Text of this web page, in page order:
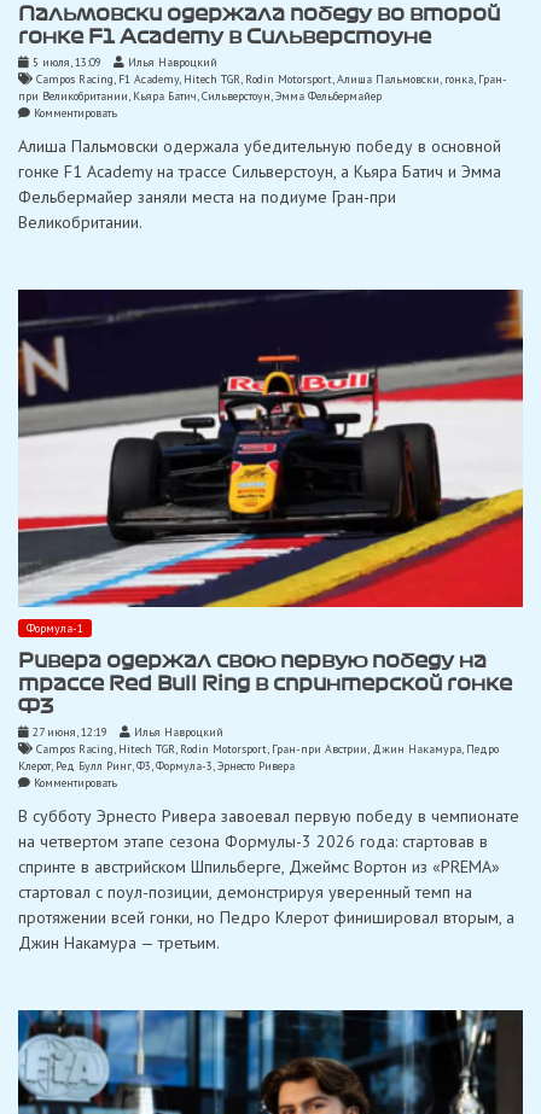
Пальмовски одержала победу во второй
гонке F1 Academy в Сильверстоуне
5 июля, 13:09
Илья Навроцкий
Campos Racing, F1 Academy, Hitech TGR, Rodin Motorsport,Алиша Пальмовски, гонка, Гран-
при Великобритании, Кьяра Батич,Сильверстоун,Эмма Фельбермайер
Комментироватьon
одержала
победу
во
второй
F1
Алиша Пальмовски одержала убедительную победу в основной
гонке F1 Academy на трассе Сильверстоун, а Кьяра Батич и Эмма
Фельбермайер заняли места на подиуме Гран-при
Великобритании.
Формула-1
Ривера одержал свою первую победу на
трассе Red Bull Ring в спринтерской гонке
Ф3
27 июня, 12:19
Илья Навроцкий
Campos Racing, Hitech TGR, Rodin Motorsport, Гран-при Австрии, Джин Накамура, Педро
Клерот, Ред Булл Ринг,Ф3,Формула-3,Эрнесто Ривера
Комментироватьon
одержал
первую
победу
трассе
Red
Ring
Ф3
В субботу Эрнесто Ривера завоевал первую победу в чемпионате
на четвертом этапе сезона Формулы-3 2026 года: стартовав в
спринте в австрийском Шпильберге, Джеймс Вортон из «PREMA»
стартовал с поул-позиции, демонстрируя уверенный темп на
протяжении всей гонки, но Педро Клерот финишировал вторым, а
Джин Накамура — третьим.